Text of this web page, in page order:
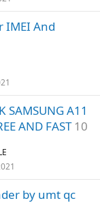
IMEI And
SAMSUNG A11
AND FAST 10
by umt qc